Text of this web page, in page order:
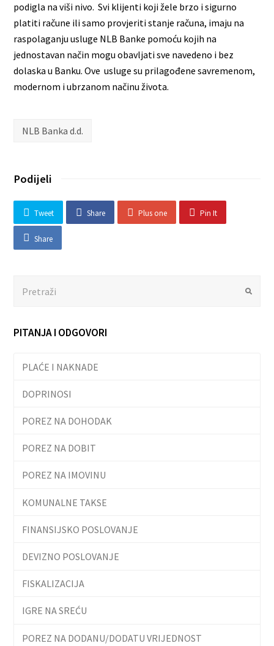
podigla na viši nivo. Svi klijenti koji žele brzo i sigurno
platiti račune ili samo provjeriti stanje računa, imaju na
raspolaganju usluge NLB Banke pomoću kojih na
jednostavan način mogu obavljati sve navedeno i bez
dolaska u Banku. Ove usluge su prilagođene savremenom,
modernom i ubrzanom načinu života.
NLB Banka d.d.
Podijeli
Tweet Share Plus one Pin It
Share
PITANJA I ODGOVORI
PLAĆE I NAKNADE
DOPRINOSI
POREZ NA DOHODAK
POREZ NA DOBIT
POREZ NA IMOVINU
KOMUNALNE TAKSE
FINANSIJSKO POSLOVANJE
DEVIZNO POSLOVANJE
FISKALIZACIJA
IGRE NA SREĆU
POREZ NA DODANU/DODATU VRIJEDNOST